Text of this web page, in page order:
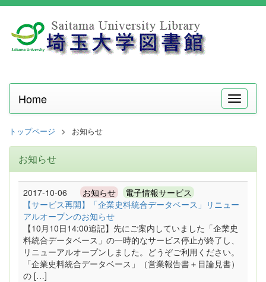
メ
ニ
Home
トップページ お知らせ
お知らせ
2017-10-06 お知らせ 電子情報サービス
【サービス再開】「企業史料統合データベース」リニュー
アルオープンのお知らせ
【10月10日14:00追記】先にご案内していました「企業史
料統合データベース」の一時的なサービス停止が終了し、
リニューアルオープンしました。どうぞご利用ください。
「企業史料統合データベース」（営業報告書＋目論見書）
の […]